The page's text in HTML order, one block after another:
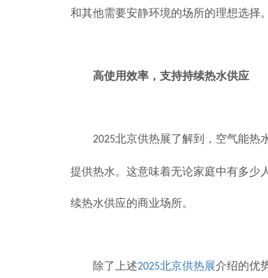
和其他需要安静环境的场所的理想选择
高使用效率，支持持续热水供应
2025北京供热展了解到，空气能热
提供热水。这意味着无论家庭中有多少
续热水供应的商业场所。
除了上述2025北京供热展介绍的优